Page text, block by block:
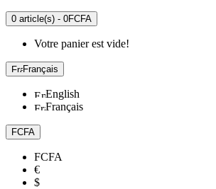
0 article(s) - 0FCFA
Votre panier est vide!
Français
English
Français
FCFA
FCFA
€
$